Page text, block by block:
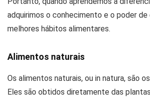
adquirimos o conhecimento e o poder de
melhores hábitos alimentares.
Alimentos naturais
Os alimentos naturais, ou in natura, são
Eles são obtidos diretamente das